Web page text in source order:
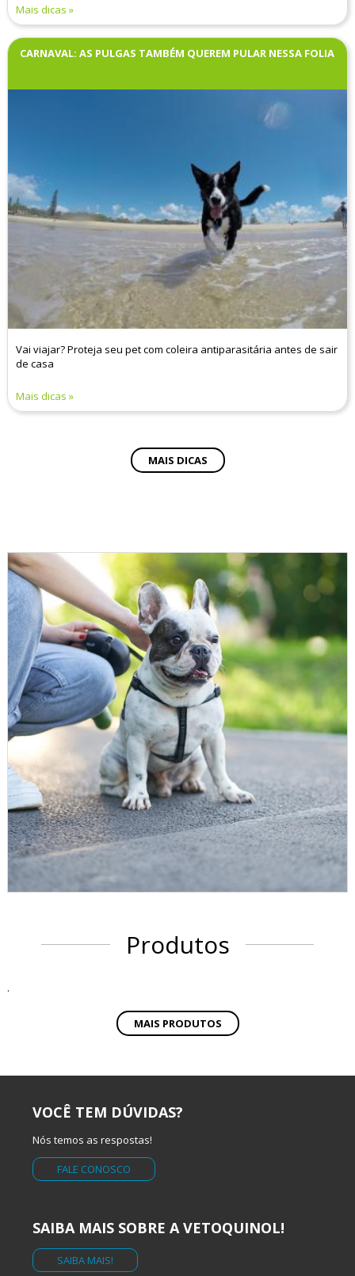
Mais dicas
CARNAVAL: AS PULGAS TAMBÉM QUEREM PULAR NESSA FOLIA
Vai viajar? Proteja seu pet com coleira antiparasitária antes de sair
de casa
Mais dicas
MAIS DICAS
Produtos
.
MAIS PRODUTOS
VOCÊ TEM DÚVIDAS?
Nós temos as respostas!
FALE CONOSCO
SAIBA MAIS SOBRE A VETOQUINOL!
SAIBA MAIS!